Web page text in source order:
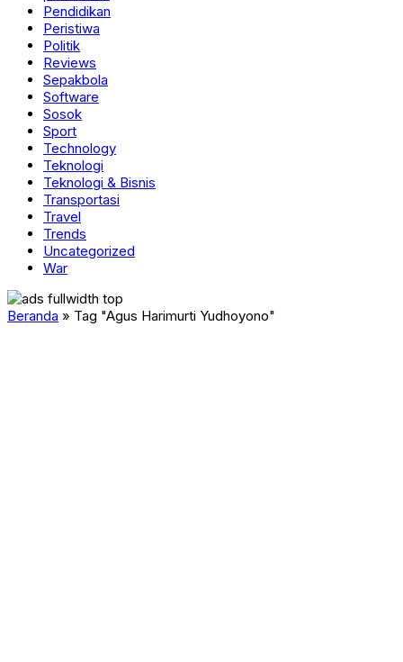
Pendidikan
Peristiwa
Politik
Reviews
Sepakbola
Software
Sosok
Sport
Technology
Teknologi
Teknologi & Bisnis
Transportasi
Travel
Trends
Uncategorized
War
Beranda » Tag "Agus Harimurti Yudhoyono"